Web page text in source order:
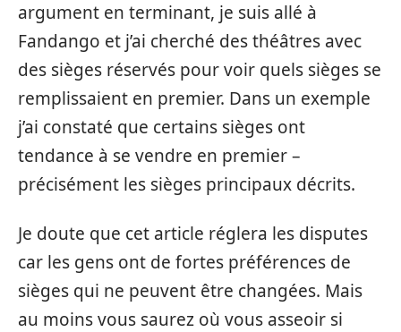
argument en terminant, je suis allé à
Fandango et j’ai cherché des théâtres avec
des sièges réservés pour voir quels sièges se
remplissaient en premier. Dans un exemple
j’ai constaté que certains sièges ont
tendance à se vendre en premier –
précisément les sièges principaux décrits.
Je doute que cet article réglera les disputes
car les gens ont de fortes préférences de
sièges qui ne peuvent être changées. Mais
au moins vous saurez où vous asseoir si